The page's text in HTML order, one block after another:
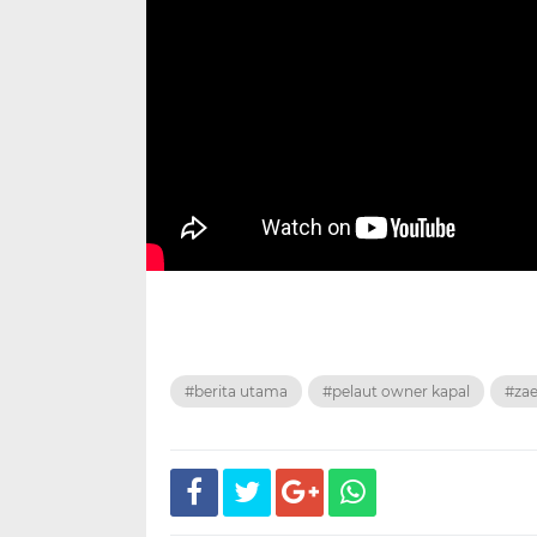
#berita utama #pelaut owner kapal